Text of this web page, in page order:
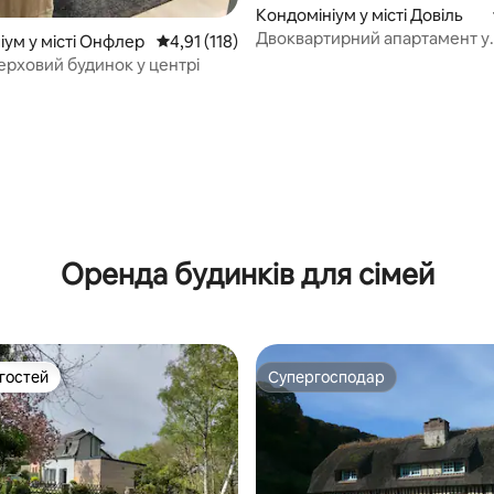
відгуки: 818
у місті Онфлер Середня оцінка: 4,91 з 5, відгуки: 118
4,91 (118)
будинок у центрі
Кондомініум у місті Довіль
Двоквартирний апартамент у
Оренда будинків для сімей
гостей Супергосподар
Супергосподар